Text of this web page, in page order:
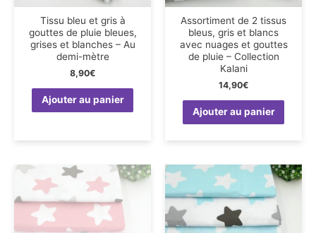
Tissu bleu et gris à
gouttes de pluie bleues,
grises et blanches – Au
demi-mètre
8,90€
Ajouter au panier
Assortiment de 2 tissus
bleus, gris et blancs
avec nuages et gouttes
de pluie – Collection
Kalani
14,90€
Ajouter au panier